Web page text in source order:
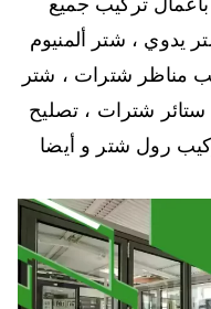
يدوي ، شتر ألمنيوم
مناظر شترات ، شتر
شترات ، تصليح
رول شتر و أيضا